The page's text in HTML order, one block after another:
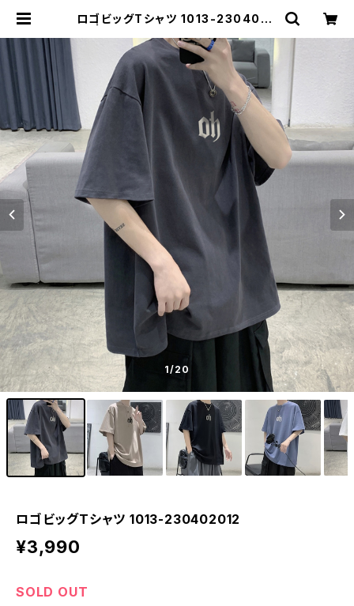
ロゴビッグTシャツ 1013-2304020
ファッション通販
1/20
ロゴビッグTシャツ 1013-230402012
¥3,990
SOLD OUT